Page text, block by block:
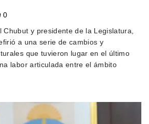
0
Chubut y presidente de la Legislatura,
a una serie de cambios y
que tuvieron lugar en el último
labor articulada entre el ámbito